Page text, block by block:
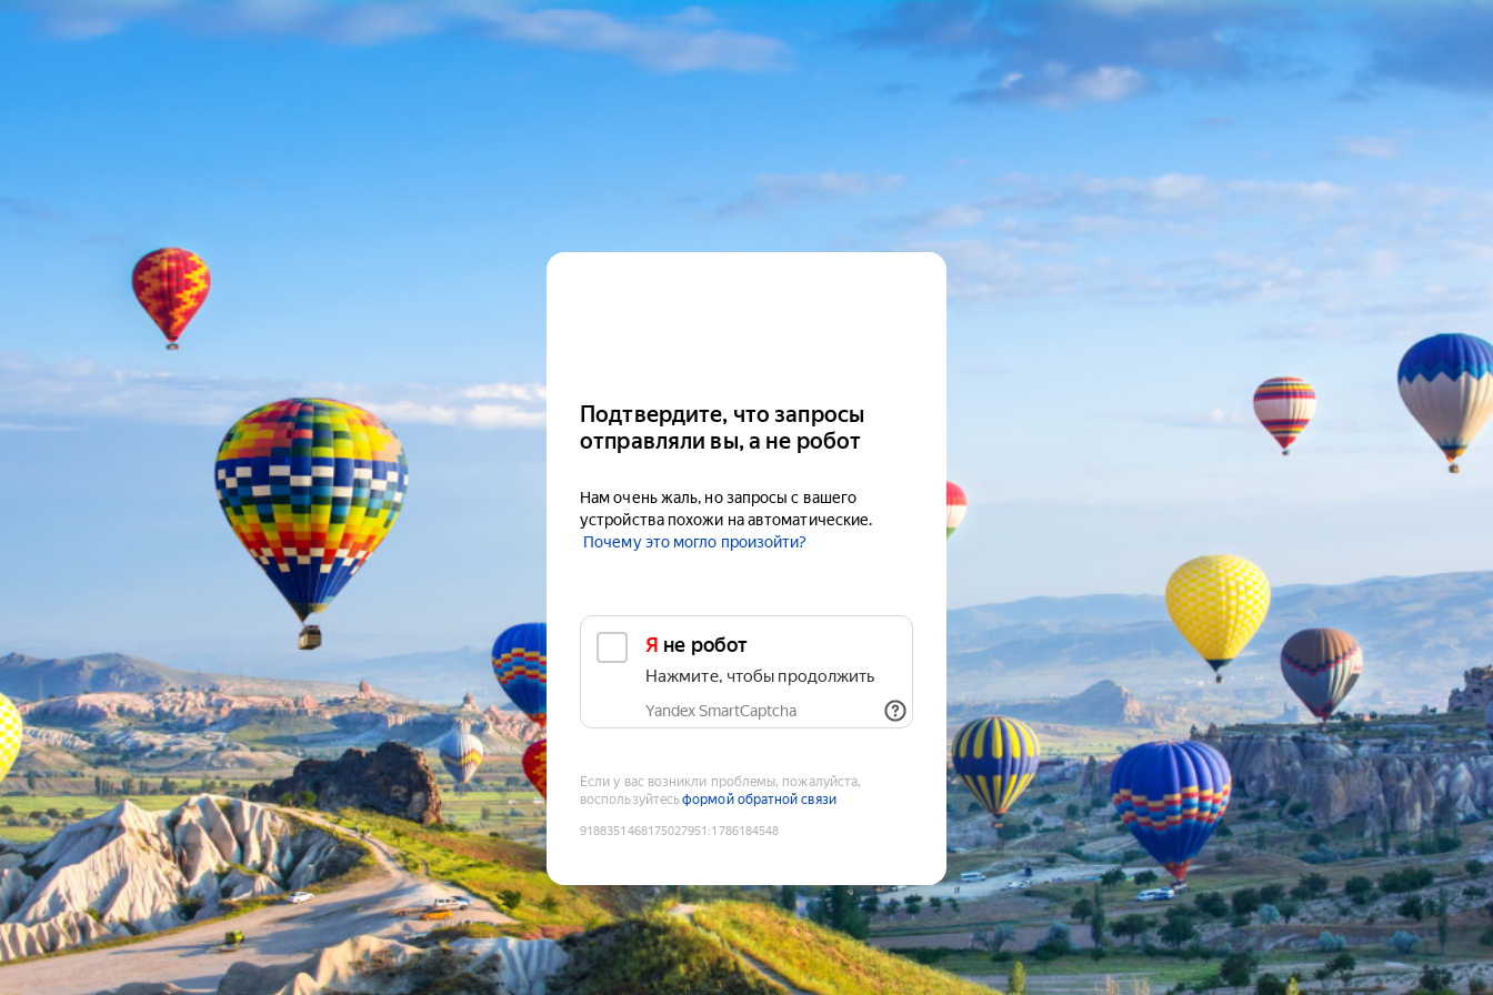
Подтвердите, что запросы
отправляли вы, а не робот
Нам очень жаль, но запросы с вашего
устройства похожи на автоматические.
Почему это могло произойти?
Я не робот
Нажмите, чтобы продолжить
Yandex SmartCaptcha
Если у вас возникли проблемы, пожалуйста,
воспользуйтесьформой обратной связи
9188351468175027951 :1786184548